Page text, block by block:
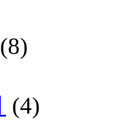
(8)
(4)